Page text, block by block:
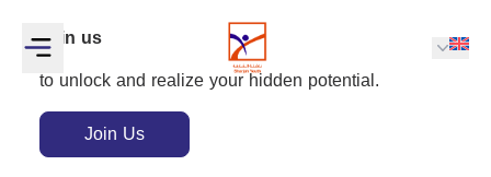
Join us
to unlock and realize your hidden potential.
Join Us